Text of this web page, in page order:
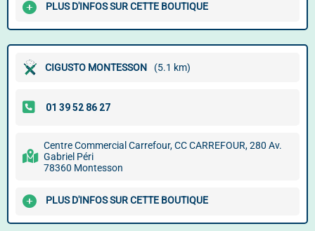
PLUS D'INFOS SUR CETTE BOUTIQUE
CIGUSTO MONTESSON (5.1 km)
Centre Commercial Carrefour, CC CARREFOUR, 280 Av.
Gabriel Péri
78360 Montesson
PLUS D'INFOS SUR CETTE BOUTIQUE